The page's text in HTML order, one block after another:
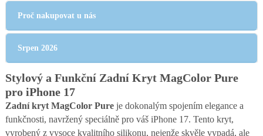
Proč nakupovat u nás
Srpen 2026
Stylový a Funkční Zadní Kryt MagColor Pure
pro iPhone 17
Zadní kryt MagColor Pureje dokonalým spojením elegance a
funkčnosti, navržený speciálně pro váš iPhone 17. Tento kryt,
vyrobený z vysoce kvalitního silikonu, nejenže skvěle vypadá, ale